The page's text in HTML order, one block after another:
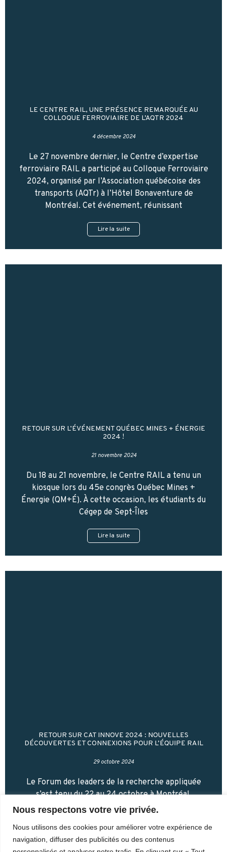
Nous respectons votre vie privée.
Nous utilisons des cookies pour améliorer votre expérience de
navigation, diffuser des publicités ou des contenus
LE CENTRE RAIL, UNE PRÉSENCE REMARQUÉE AU
COLLOQUE FERROVIAIRE DE L’AQTR 2024
4 décembre 2024
Le 27 novembre dernier, le Centre d’expertise
ferroviaire RAIL a participé au Colloque Ferroviaire
2024, organisé par l’Association québécoise des
transports (AQTr) à l’Hôtel Bonaventure de
Montréal. Cet événement, réunissant
Lire la suite
RETOUR SUR L’ÉVÉNEMENT QUÉBEC MINES + ÉNERGIE
2024 !
21 novembre 2024
Du 18 au 21 novembre, le Centre RAIL a tenu un
kiosque lors du 45e congrès Québec Mines +
Énergie (QM+É). À cette occasion, les étudiants du
Cégep de Sept-Îles
Lire la suite
RETOUR SUR CAT INNOVE 2024 : NOUVELLES
DÉCOUVERTES ET CONNEXIONS POUR L’ÉQUIPE RAIL
29 octobre 2024
Le Forum des leaders de la recherche appliquée
s’est tenu du 22 au 24 octobre à Montréal.
Récemment reconnu comme un Centre d’accès à la
Lire la suite